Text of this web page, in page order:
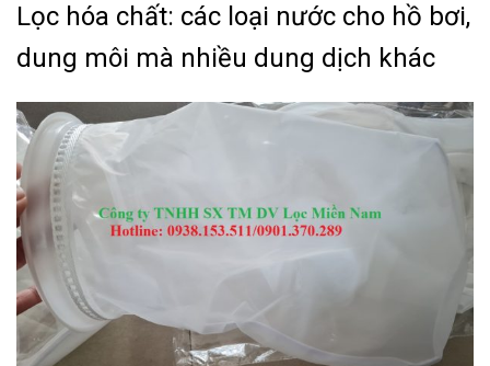
Lọc hóa chất: các loại nước cho hồ bơi,
dung môi mà nhiều dung dịch khác